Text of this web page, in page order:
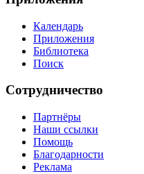
Календарь
Приложения
Библиотека
Поиск
Сотрудничество
Партнёры
Наши ссылки
Помощь
Благодарности
Реклама